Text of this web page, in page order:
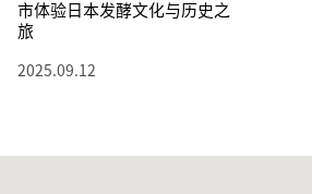
市体验日本发酵文化与历史之
旅
2025.09.12